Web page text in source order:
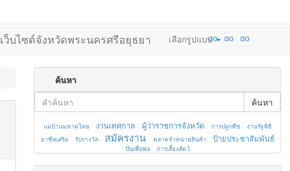
เว็บไซต์จังหวัดพระนครศรีอยุธยา เลือกรูปแบบ
ค้นหา
ค้นหา
แม่บ้านมหาดไทย งานเทศกาล ผู้ว่าราชการจังหวัด การปลูกพืช
งานรัฐพิธี
อาชีพเสริม
รับรางวัล สมัครงาน ตลาดจำหน่ายสินค้า ป้ายประชาสัมพันธ์
ปั่นเพื่อพ่อ การเลี้ยงสัตว์